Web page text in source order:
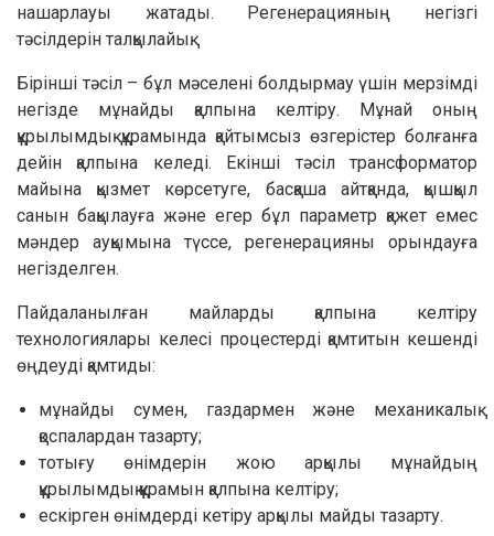
нашарлауы жатады. Регенерацияның негізгі
тәсілдерін талқылайық.
Бірінші тәсіл – бұл мәселені болдырмау үшін мерзімді
негізде мұнайды қалпына келтіру. Мұнай оның
құрылымдық құрамында қайтымсыз өзгерістер болғанға
дейін қалпына келеді. Екінші тәсіл трансформатор
майына қызмет көрсетуге, басқаша айтқанда, қышқыл
санын бақылауға және егер бұл параметр қажет емес
мәндер ауқымына түссе, регенерацияны орындауға
негізделген.
Пайдаланылған майларды қалпына келтіру
технологиялары келесі процестерді қамтитын кешенді
өңдеуді қамтиды:
мұнайды сумен, газдармен және механикалық
қоспалардан тазарту;
тотығу өнімдерін жою арқылы мұнайдың
құрылымдық құрамын қалпына келтіру;
ескірген өнімдерді кетіру арқылы майды тазарту.